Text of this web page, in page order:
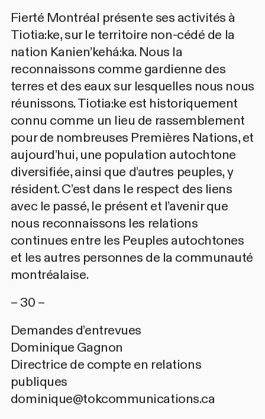
Fierté Montréal présente ses activités à
Tiotia:ke, sur le territoire non-cédé de la
nation Kanien’kehá:ka. Nous la
reconnaissons comme gardienne des
terres et des eaux sur lesquelles nous nous
réunissons. Tiotia:ke est historiquement
connu comme un lieu de rassemblement
pour de nombreuses Premières Nations, et
aujourd’hui, une population autochtone
diversifiée, ainsi que d’autres peuples, y
résident. C’est dans le respect des liens
avec le passé, le présent et l’avenir que
nous reconnaissons les relations
continues entre les Peuples autochtones
et les autres personnes de la communauté
montréalaise.
– 30 –
Demandes d’entrevues
Dominique Gagnon
Directrice de compte en relations
publiques
dominique@tokcommunications.ca